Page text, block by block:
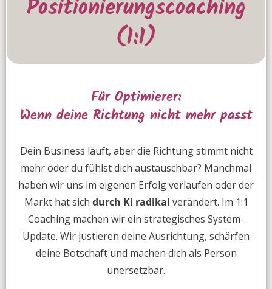
Positionierungscoaching
(1:1)
Für Optimierer:
Wenn deine Richtung nicht mehr passt
Dein Business läuft, aber die Richtung stimmt nicht
mehr oder du fühlst dich austauschbar? Manchmal
haben wir uns im eigenen Erfolg verlaufen oder der
Markt hat sich durch KI radikal verändert. Im 1:1
Coaching machen wir ein strategisches System-
Update. Wir justieren deine Ausrichtung, schärfen
deine Botschaft und machen dich als Person
unersetzbar.